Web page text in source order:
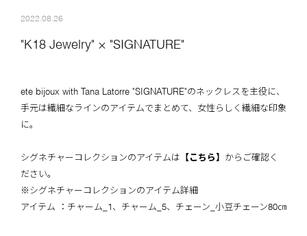
2022.08.26
"K18 Jewelry" × "SIGNATURE"
ete bijoux with Tana Latorre "SIGNATURE"のネックレスを主役に、
手元は繊細なラインのアイテムでまとめて、女性らしく繊細な印象
に。
シグネチャーコレクションのアイテムは 【こちら】 からご確認く
ださい。
※シグネチャーコレクションのアイテム詳細
アイテム ：チャーム_1、チャーム_5、チェーン_小豆チェーン80㎝